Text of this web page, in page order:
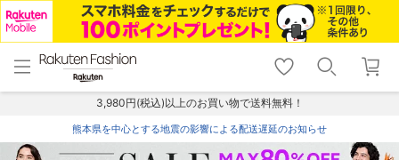
menu home
トップ
shopping_cart lock_outline
ログイン
3,980円(税込)以上のお買い物で送料無料！
熊本県を中心とする地震の影響による配送遅延のお知らせ